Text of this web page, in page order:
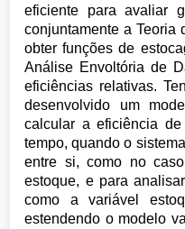
eficiente para avaliar
conjuntamente a Teoria
obter funções de
Análise Envoltória de
eficiências relativas.
desenvolvido um
calcular a eficiência
tempo, quando o
entre si, como no
estoque, e para
como a variável
estendendo o modelo